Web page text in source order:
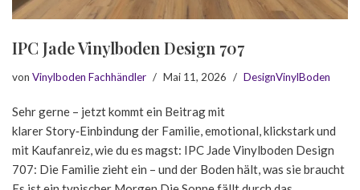
IPC Jade Vinylboden Design 707
von Vinylboden Fachhändler Mai 11, 2026 DesignVinylBoden
Sehr gerne – jetzt kommt ein Beitrag mit
klarer Story‑Einbindung der Familie, emotional, klickstark und
mit Kaufanreiz, wie du es magst: IPC Jade Vinylboden Design
707: Die Familie zieht ein – und der Boden hält, was sie braucht